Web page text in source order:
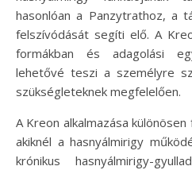
hasonlóan a Panzytrathoz, a
felszívódását segíti elő. A
formákban és adagolási
lehetővé teszi a személyre
szükségleteknek megfelelően.
A Kreon alkalmazása
akiknél a hasnyálmirigy
krónikus hasnyálmirigy-